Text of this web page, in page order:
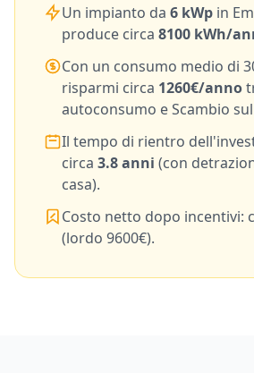
Un impianto da 6 kWp in
produce circa 8100 kWh/
Con un consumo medio di
risparmi circa 1260€/anno
autoconsumo e Scambio
Il tempo di rientro
circa 3.8anni (con
casa).
Costo netto dopo incentivi:
(lordo 9600€).